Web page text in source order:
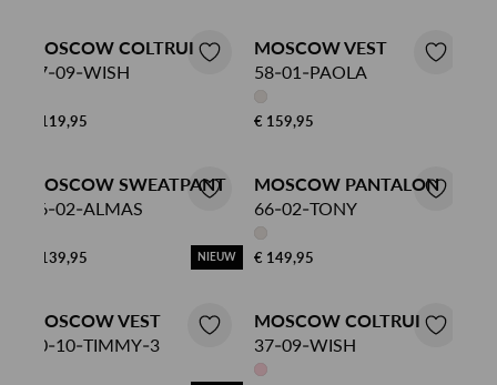
MOSCOW COLTRUI
37-09-WISH
€ 119,95
MOSCOW VEST
58-01-PAOLA
€ 159,95
MOSCOW SWEATPANT
66-02-ALMAS
€ 139,95 NIEUW
MOSCOW PANTALON
66-02-TONY
€ 149,95
MOSCOW VEST
40-10-TIMMY-3
MOSCOW COLTRUI
37-09-WISH